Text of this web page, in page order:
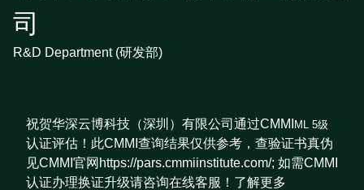
司
R&D Department (研发部)
祝贺华深云博科技（深圳）有限公司通过CMMI ML 5级
认证评估！此CMMI查询结果仅供参考，查验证书真伪
见CMMI官网https://pars.cmmiinstitute.com/; 如需CMMI
认证办理换证升级请咨询在线客服！了解更多